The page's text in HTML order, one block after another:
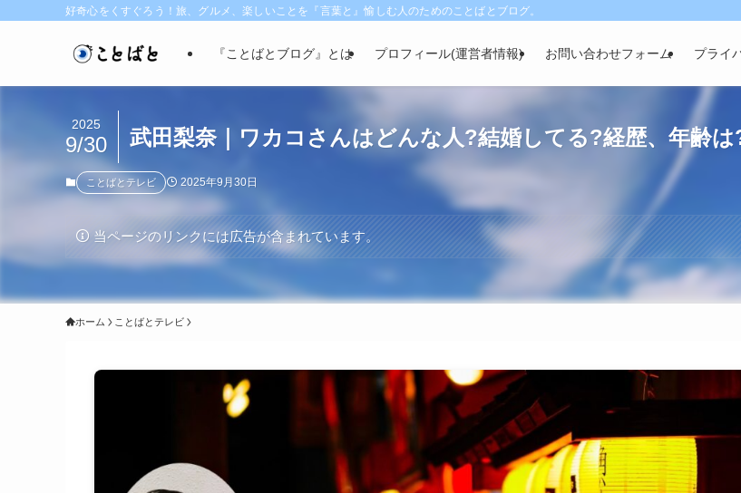
好奇心をくすぐろう！旅、グルメ、楽しいことを『言葉と』愉しむ人のためのことばとブログ。
『ことばとブログ』とは プロフィール(運営者情報) お問い合わせフォーム プライ
武田梨奈｜ワカコさんはどんな人?結婚してる?経歴、年齢は
2025
9/30
ことばとテレビ 2025年9月30日
当ページのリンクには広告が含まれています。
ホーム ことばとテレビ